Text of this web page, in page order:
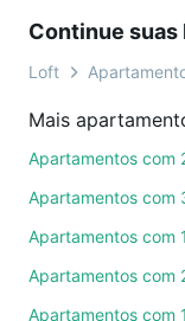
videochamada,
ainda conta com
de imóveis.
Como escolher
ruas, bairros e
também pode
quartos, suítes,
Continue suas
Loft
Mais
Apartamentos com
Apartamentos com
Apartamentos com
Apartamentos com
Apartamentos com